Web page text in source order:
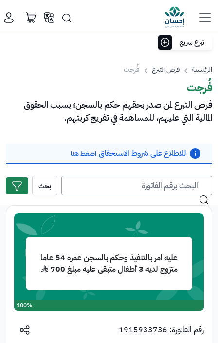
إلى المحتوى الرئيسي
تبرع سريع
المساجد
اختر مبلغ التبرع
10 ﷼ 50 ﷼
﷼
تبرعك
تلقائياً
الأشد
احتياجاً
تبرع الآن
أنت
هنا
الرئيسية فرص التبرع فُرجت
فُرجت
فرص التبرع لمن صدر بحقهم حكم بالسجن؛ بسبب الحقوق
المالية التي عليهم، للمساهمة في تفريج كربتهم.
للاطلاع على شروط الاستحقاقاضغط هنا
عليه امر بالتنفيذ وحكم بالسجن عمره 54 عاما
متزوج لديه 3 أطفال متبقى عليه مبلغ 700 ﷼
100%
رقم الفاتورة:1915933736